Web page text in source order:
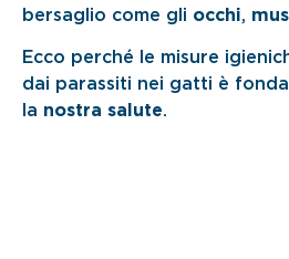
bersaglio come gli occhi,
Ecco perché le misure
dai parassiti nei gatti è
la nostra salute.